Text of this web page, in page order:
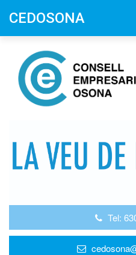
Tel:
CEDOSONA